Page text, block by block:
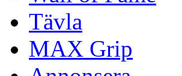
Tävla
MAX Grip